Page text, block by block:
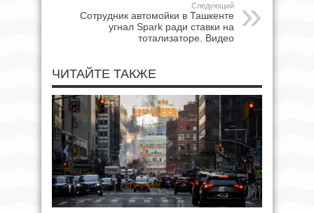
Следующий
Сотрудник автомойки в Ташкенте
угнал Spark ради ставки на
тотализаторе. Видео
ЧИТАЙТЕ ТАКЖЕ